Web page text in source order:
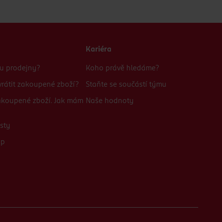
prodejny?
zakoupené zboží?
zboží. Jak mám
Kariéra
Koho právě hledáme?
Staňte se součástí týmu
Naše hodnoty